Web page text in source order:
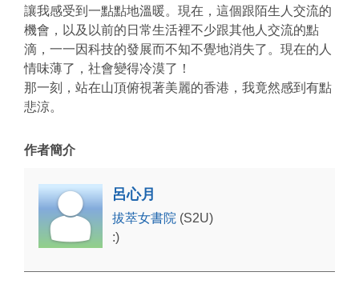
讓我感受到一點點地溫暖。現在，這個跟陌生人交流的
機會，以及以前的日常生活裡不少跟其他人交流的點
滴，一一因科技的發展而不知不覺地消失了。現在的人
情味薄了，社會變得冷漠了！
那一刻，站在山頂俯視著美麗的香港，我竟然感到有點
悲涼。
作者簡介
呂心月
拔萃女書院 (S2U)
:)